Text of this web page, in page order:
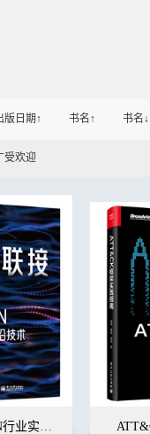
版日期↑ 书名↑ 书名↓
受欢迎
云联接：SD-WAN行业实践与前沿技术